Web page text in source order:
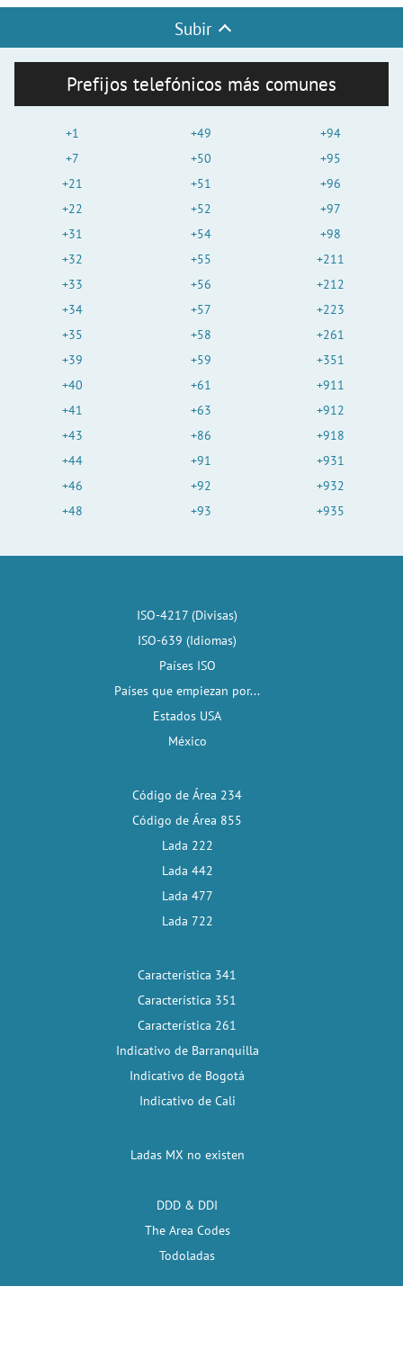
Subir
Prefijos telefónicos más comunes
+1
+7
+21
+22
+31
+32
+33
+34
+35
+39
+40
+41
+43
+44
+46
+48
+49
+50
+51
+52
+54
+55
+56
+57
+58
+59
+61
+63
+86
+91
+92
+93
+94
+95
+96
+97
+98
+211
+212
+223
+261
+351
+911
+912
+918
+931
+932
+935
ISO-4217 (Divisas)
ISO-639 (Idiomas)
Países ISO
Países que empiezan por...
Estados USA
México
Código de Área 234
Código de Área 855
Lada 222
Lada 442
Lada 477
Lada 722
Característica 341
Característica 351
Característica 261
Indicativo de Barranquilla
Indicativo de Bogotá
Indicativo de Cali
Ladas MX no existen
DDD & DDI
The Area Codes
Todoladas